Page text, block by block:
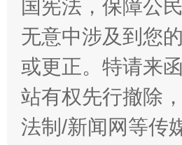
国宪法，保障公
无意中涉及到您
或更正。特请来
站有权先行撤除
法制/新闻网等传